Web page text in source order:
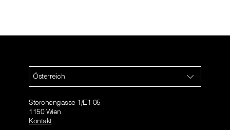
Österreich
Storchengasse 1/E1 05
1150 Wien
Kontakt